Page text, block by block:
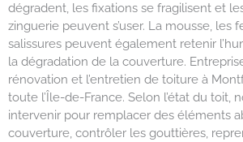
dégradent, les fixations se fragilisent et
zinguerie peuvent s’user. La mousse, les
salissures peuvent également retenir
la dégradation de la couverture.
rénovation et l’entretien de toiture à
toute l’Île-de-France. Selon l’état du toit,
intervenir pour remplacer des éléments
couverture, contrôler les gouttières,